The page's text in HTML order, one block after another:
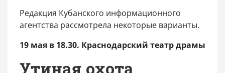
Редакция Кубанского информационного
агентства рассмотрела некоторые варианты.
19 мая в 18.30. Краснодарский театр драмы
Утиная охота